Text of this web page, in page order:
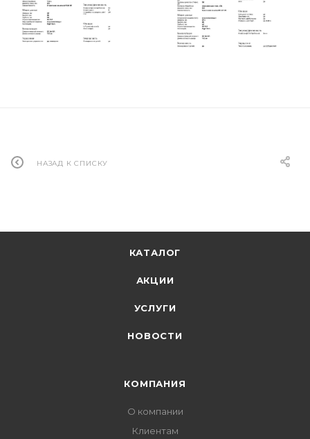
НАЗАД К СПИСКУ
КАТАЛОГ
АКЦИИ
УСЛУГИ
НОВОСТИ
КОМПАНИЯ
О компании
Клиентам